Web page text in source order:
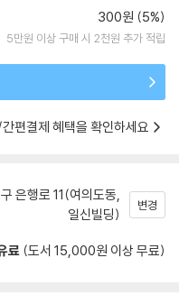
300원 (5%)
5만원 이상 구매 시 2천원 추가 적립
편결제 혜택을 확인하세요
은행로 11(여의도동,
일신빌딩)
변경
료 (도서 15,000원 이상 무료)